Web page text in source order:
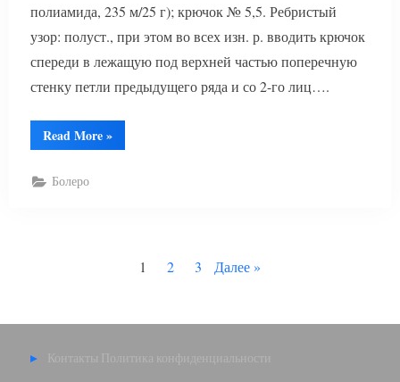
полиамида, 235 м/25 г); крючок № 5,5. Ребристый
узор: полуст., при этом во всех изн. р. вводить крючок
спереди в лежащую под верхней частью поперечную
стенку петли предыдущего ряда и со 2-го лиц….
Read More“Меланжевое
болеро
»
Болеро
1 2 3 Далее
Контакты Политика конфиденциальности